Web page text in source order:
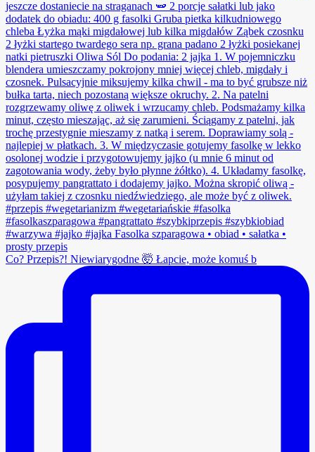
Co? Przepis?! Niewiarygodne 🤯 Łapcie, może komuś b